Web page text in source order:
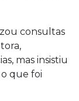
consultas
mas insistiu
que foi